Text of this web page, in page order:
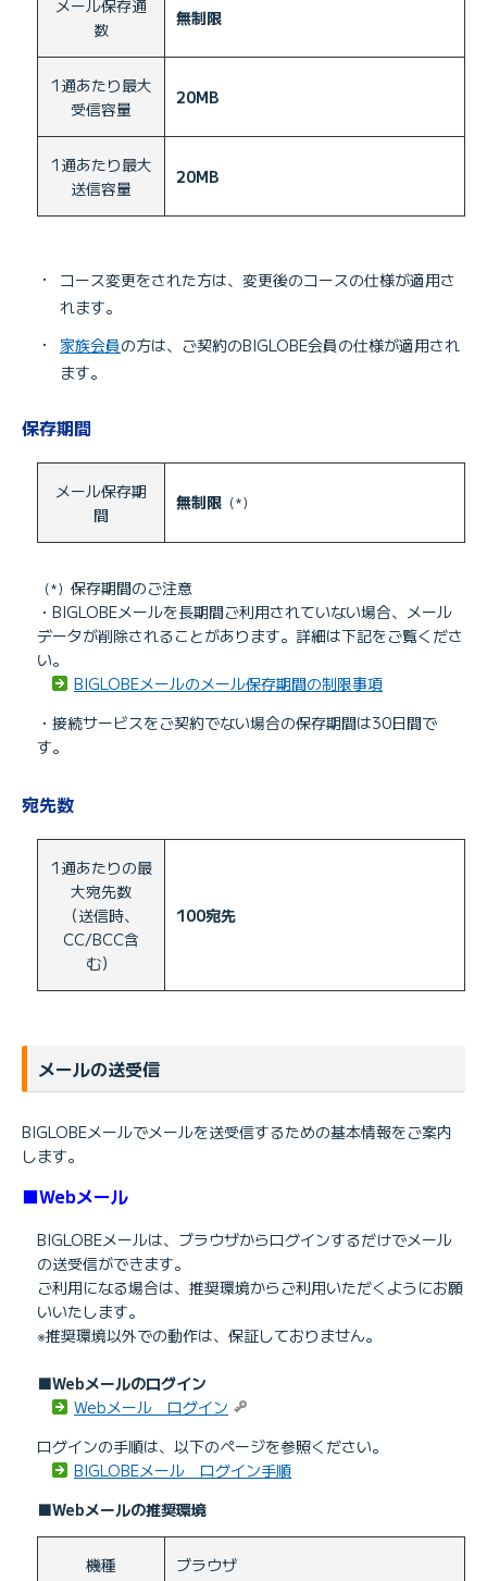
メール保存通
数
無制限
1通あたり最大
受信容量
20MB
1通あたり最大
送信容量
20MB
・
コース変更をされた方は、変更後のコースの仕様が適用さ
れます。
・
家族会員の方は、ご契約のBIGLOBE会員の仕様が適用され
ます。
保存期間
メール保存期
間
無制限 （*）
（*） 保存期間のご注意
・BIGLOBEメールを長期間ご利用されていない場合、メール
データが削除されることがあります。詳細は下記をご覧くださ
い。
BIGLOBEメールのメール保存期間の制限事項
・接続サービスをご契約でない場合の保存期間は30日間で
す。
宛先数
1通あたりの最
大宛先数
（送信時、
CC/BCC含
む）
100宛先
メールの送受信
BIGLOBEメールでメールを送受信するための基本情報をご案内
します。
■Webメール
BIGLOBEメールは、ブラウザからログインするだけでメール
の送受信ができます。
ご利用になる場合は、推奨環境からご利用いただくようにお願
いいたします。
※推奨環境以外での動作は、保証しておりません。
■Webメールのログイン
Webメール ログイン
ログインの手順は、以下のページを参照ください。
BIGLOBEメール ログイン手順
■Webメールの推奨環境
機種 ブラウザ